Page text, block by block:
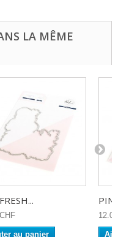
LA MÊME
au panier
12.00